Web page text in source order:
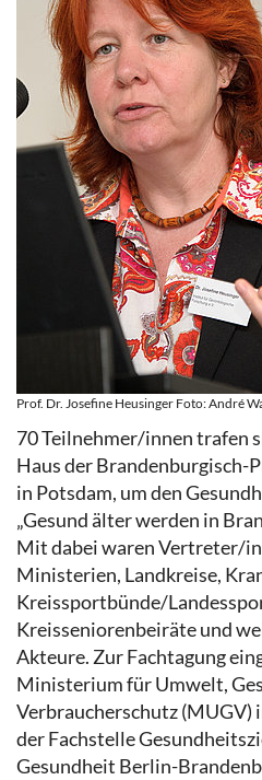
Prof. Dr. Josefine Heusinger Foto: André
70 Teilnehmer/innen trafen
Haus der Brandenburgisch-
in Potsdam, um den
„Gesund älter werden in
Mit dabei waren Vertreter/
Ministerien, Landkreise,
Kreissportbünde/
Kreisseniorenbeiräte und
Akteure. Zur Fachtagung
Ministerium für Umwelt,
Verbraucherschutz (MUGV)
der Fachstelle
Gesundheit Berlin-